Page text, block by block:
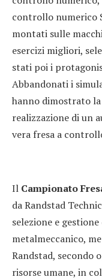
controllo numerico
montati sulle
esercizi migliori,
stati poi i
Abbandonati i
hanno dimostrato
realizzazione di un
vera fresa a
Il Campionato
da Randstad
selezione e
metalmeccanico,
Randstad, secondo
risorse umane, in